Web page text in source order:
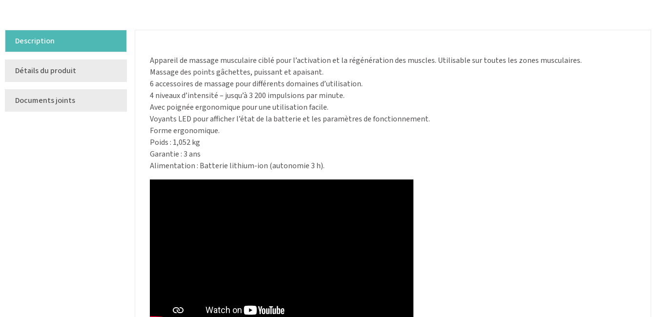
Description
Détails du produit
Documents joints
Appareil de massage musculaire ciblé pour l’activation et la régénération des muscles. Utilisable sur toutes les zones musculaires.
Massage des points gâchettes, puissant et apaisant.
6 accessoires de massage pour différents domaines d’utilisation.
4 niveaux d’intensité – jusqu’à 3 200 impulsions par minute.
Avec poignée ergonomique pour une utilisation facile.
Voyants LED pour afficher l’état de la batterie et les paramètres de fonctionnement.
Forme ergonomique.
Poids : 1,052 kg
Garantie : 3 ans
Alimentation : Batterie lithium-ion (autonomie 3 h).